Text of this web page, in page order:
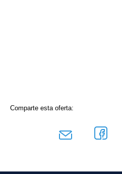
Comparte esta oferta: